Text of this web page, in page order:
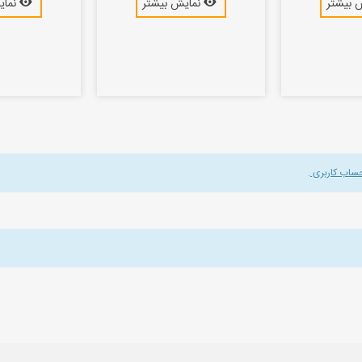
نمایش بیشتر
بیشتر
کاربری.